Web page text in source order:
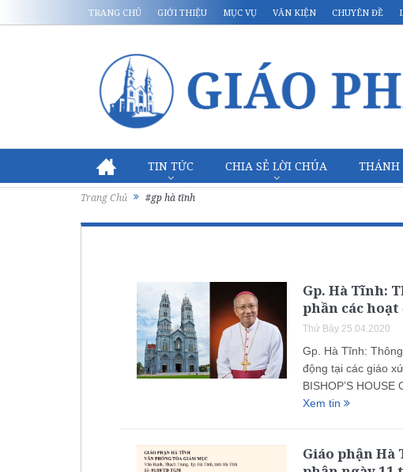
TRANG CHỦ GIỚI THIỆU MỤC VỤ VĂN KIỆN CHUYÊN ĐỀ
TIN TỨC CHIA SẺ LỜI CHÚA THÁNH
Trang Chủ #gp hà tĩnh
Gp. Hà Tĩnh:
phần các
Thứ Bảy 25.04.2020
Gp. Hà Tĩnh:
động tại các giáo
BISHOP’S HOUSE
Xem tin
Giáo phận